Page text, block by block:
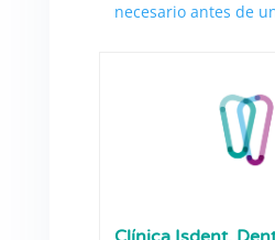
necesario antes de